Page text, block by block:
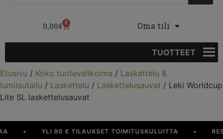
0,00€ 0 Oma tili
TUOTTEET
Etusivu / Koko tuotevalikoima / Laskettelu &
lumilautailu / Laskettelu / Laskettelusauvat / Leki Worldcup
Lite SL laskettelusauvat
YLI 90 € TILAUKSET TOIMITUSKULUITTA